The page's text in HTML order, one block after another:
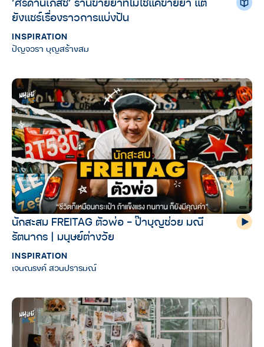
ยังแชร์เรื่องราวการแบ่งปัน
INSPIRATION
ปัญจวรา บุญสร้างสม
นักสะสม FREITAG ตัวพ่อ – ป๊าบุญช่วย มณี
รัตนากร | มนุษย์ต่างวัย
INSPIRATION
เจนณรงค์ สวนปรารมณ์